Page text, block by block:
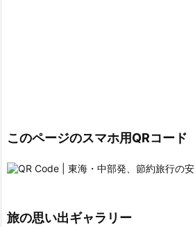
このページのスマホ用QRコード
旅の思い出ギャラリー